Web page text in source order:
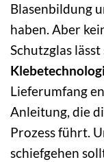
Blasenbildung
haben. Aber
Schutzglas
Lieferumfang
Anleitung, die
Prozess führt.
schiefgehen